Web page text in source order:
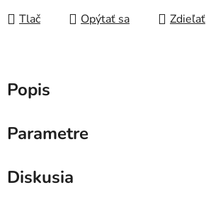
Tlač Opýtať sa Zdieľať
Popis
Parametre
Diskusia